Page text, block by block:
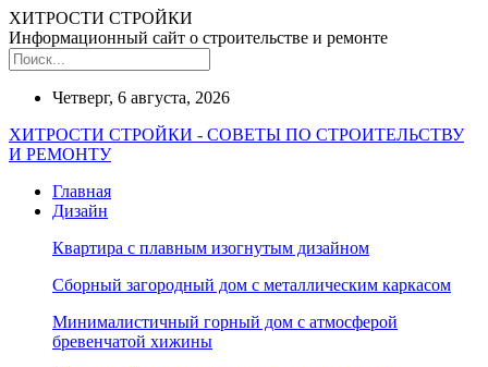
ХИТРОСТИ СТРОЙКИ
Информационный сайт о строительстве и ремонте
Четверг, 6 августа, 2026
ХИТРОСТИ СТРОЙКИ - СОВЕТЫ ПО СТРОИТЕЛЬСТВУ
И РЕМОНТУ
Главная
Дизайн
Квартира с плавным изогнутым дизайном
Сборный загородный дом с металлическим каркасом
Минималистичный горный дом с атмосферой
бревенчатой хижины